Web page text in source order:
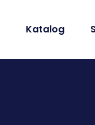
Katalog